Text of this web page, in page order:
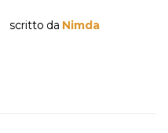
scritto da Nimda